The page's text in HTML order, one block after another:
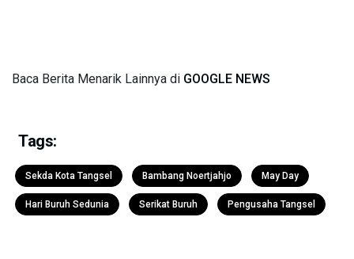
Baca Berita Menarik Lainnya di GOOGLE NEWS
Tags:
Sekda Kota Tangsel Bambang Noertjahjo May Day
Hari Buruh Sedunia Serikat Buruh Pengusaha Tangsel